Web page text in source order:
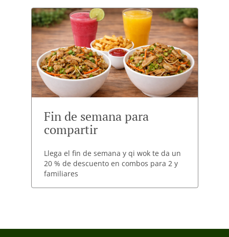
Fin de semana para
compartir
Llega el fin de semana y qi wok te da un
20 % de descuento en combos para 2 y
familiares